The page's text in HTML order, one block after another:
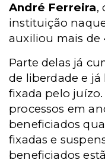
André Ferreira,
instituição
auxiliou mais de
Parte delas já
de liberdade e
fixada pelo
processos em
beneficiados
fixadas e
beneficiados